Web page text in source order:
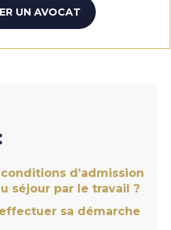
UN AVOCAT
d’admission
séjour par le travail ?
sa démarche